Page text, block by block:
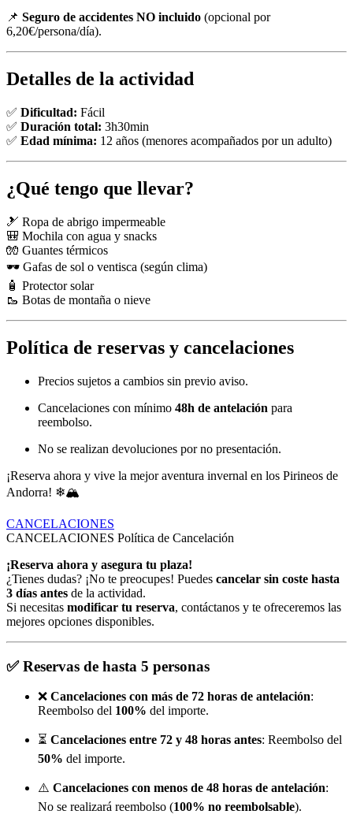
📌 Seguro de accidentes NO incluido (opcional por
6,20€/persona/día).
Detalles de la actividad
✅ Dificultad: Fácil
✅ Duración total: 3h30min
✅ Edad mínima: 12 años (menores acompañados por un adulto)
¿Qué tengo que llevar?
🎿 Ropa de abrigo impermeable
🎒 Mochila con agua y snacks
🧤 Guantes térmicos
🕶 Gafas de sol o ventisca (según clima)
🧴 Protector solar
🥾 Botas de montaña o nieve
Política de reservas y cancelaciones
Precios sujetos a cambios sin previo aviso.
Cancelaciones con mínimo 48h de antelación para
reembolso.
No se realizan devoluciones por no presentación.
¡Reserva ahora y vive la mejor aventura invernal en los Pirineos de
Andorra! ❄🏔
CANCELACIONES
CANCELACIONES Política de Cancelación
¡Reserva ahora y asegura tu plaza!
¿Tienes dudas? ¡No te preocupes! Puedes cancelar sin coste hasta
3 días antes de la actividad.
Si necesitas modificar tu reserva, contáctanos y te ofreceremos las
mejores opciones disponibles.
✅Reservas de hasta 5 personas
❌ Cancelaciones con más de 72 horas de antelación:
Reembolso del 100% del importe.
⏳ Cancelaciones entre 72 y 48 horas antes: Reembolso del
50% del importe.
⚠️ Cancelaciones con menos de 48 horas de antelación:
No se realizará reembolso (100% no reembolsable).